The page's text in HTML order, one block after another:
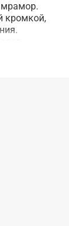
мрамор.
кромкой,